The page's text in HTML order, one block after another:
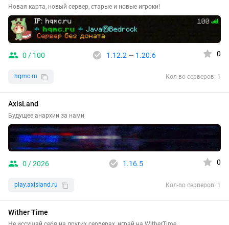
Новая карта, новый сервер, старые и новые игроки!
0 / 100 1.12.2 — 1.20.6 0
hqmc.ru Кол-во серверов: 1
AxisLand
Будущее анархии за нами
0 / 2026 1.16.5 0
play.axisland.ru Кол-во серверов: 1
Wither Time